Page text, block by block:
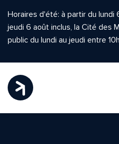
Horaires d'été: à partir du lundi
jeudi 6 août inclus, la Cité des
public du lundi au jeudi entre